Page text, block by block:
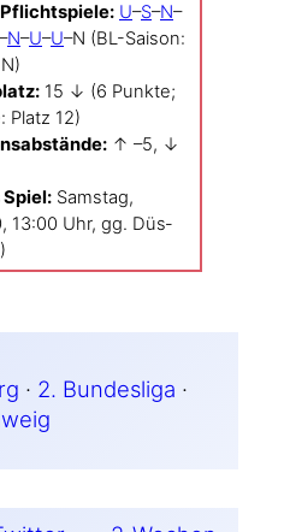
U–S–N–
–N–U–U–N (BL-Saison:
15 ↓ (6 Punk­te;
Platz 12)
↑ –5, ↓
Sams­tag,
13:00 Uhr, gg. Düs­
· 2. Bundesliga